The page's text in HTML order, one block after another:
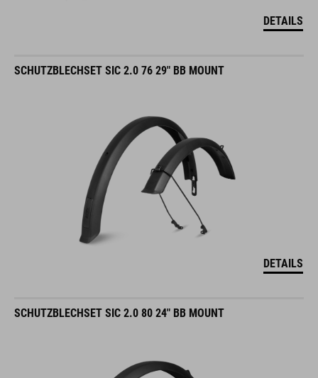
DETAILS
SCHUTZBLECHSET SIC 2.0 76 29" BB MOUNT
DETAILS
SCHUTZBLECHSET SIC 2.0 80 24" BB MOUNT